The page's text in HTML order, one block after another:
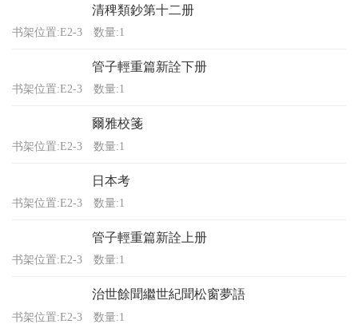
清稗類鈔第十二册
书架位置:E2-3 数量:1
管子輕重篇新詮下册
书架位置:E2-3 数量:1
爾雅校箋
书架位置:E2-3 数量:1
日本考
书架位置:E2-3 数量:1
管子輕重篇新詮上册
书架位置:E2-3 数量:1
治世餘聞繼世紀聞松窗夢語
书架位置:E2-3 数量:1